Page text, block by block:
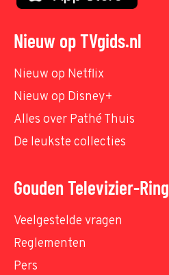
Nieuw op TVgids.nl
Nieuw op Netflix
Nieuw op Disney+
Alles over Pathé Thuis
De leukste collecties
Gouden Televizier-Ring
Veelgestelde vragen
Reglementen
Pers